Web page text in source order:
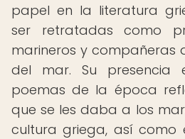
papel en la literatura
ser retratadas como
marineros y compañeras
del mar. Su presencia
poemas de la época
que se les daba a los
cultura griega, así como